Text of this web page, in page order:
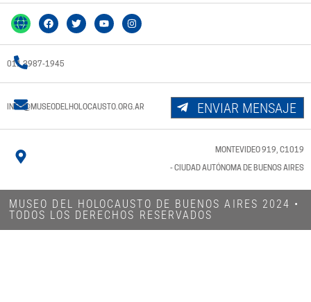
011 3987-1945
INFO@MUSEODELHOLOCAUSTO.ORG.AR ENVIAR MENSAJE
MONTEVIDEO 919, C1019
- CIUDAD AUTÓNOMA DE BUENOS AIRES
MUSEO DEL HOLOCAUSTO DE BUENOS AIRES 2024​ •
TODOS LOS DERECHOS RESERVADOS